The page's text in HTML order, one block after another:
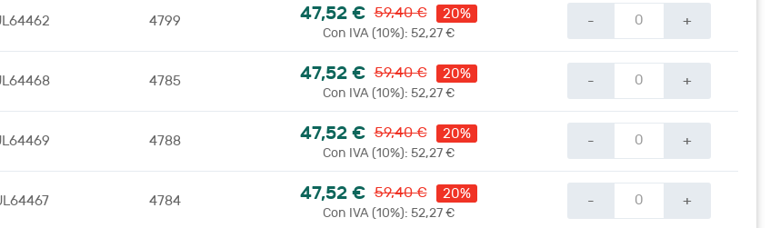
4799 47,52 € 59,40 €
20%
Con IVA (10%): 52,27 €
- +
4785 47,52 € 59,40 €
20%
Con IVA (10%): 52,27 €
- +
4788 47,52 € 59,40 €
20%
Con IVA (10%): 52,27 €
- +
4784 47,52 € 59,40 €
20%
Con IVA (10%): 52,27 €
- +